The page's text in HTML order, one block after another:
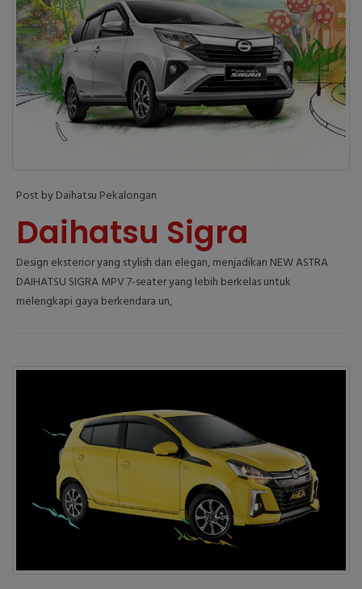
Post by Daihatsu Pekalongan
Daihatsu Sigra
Design eksterior yang stylish dan elegan, menjadikan NEW ASTRA
DAIHATSU SIGRA MPV 7-seater yang lebih berkelas untuk
melengkapi gaya berkendara un,